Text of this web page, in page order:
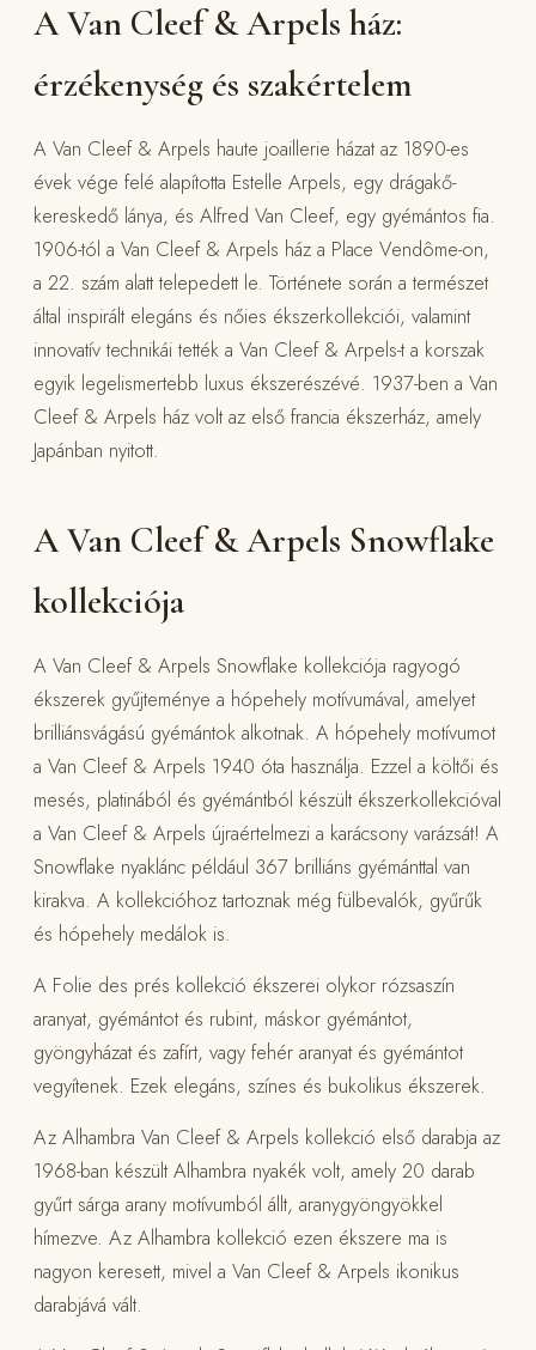
A Van Cleef & Arpels ház:
érzékenység és szakértelem
A Van Cleef & Arpels haute joaillerie házat az 1890-es
évek vége felé alapította Estelle Arpels, egy drágakő-
kereskedő lánya, és Alfred Van Cleef, egy gyémántos fia.
1906-tól a Van Cleef & Arpels ház a Place Vendôme-on,
a 22. szám alatt telepedett le. Története során a természet
által inspirált elegáns és nőies ékszerkollekciói, valamint
innovatív technikái tették a Van Cleef & Arpels-t a korszak
egyik legelismertebb luxus ékszerészévé. 1937-ben a Van
Cleef & Arpels ház volt az első francia ékszerház, amely
Japánban nyitott.
A Van Cleef & Arpels Snowflake
kollekciója
A Van Cleef & Arpels Snowflake kollekciója ragyogó
ékszerek gyűjteménye a hópehely motívumával, amelyet
brilliánsvágású gyémántok alkotnak. A hópehely motívumot
a Van Cleef & Arpels 1940 óta használja. Ezzel a költői és
mesés, platinából és gyémántból készült ékszerkollekcióval
a Van Cleef & Arpels újraértelmezi a karácsony varázsát! A
Snowflake nyaklánc például 367 brilliáns gyémánttal van
kirakva. A kollekcióhoz tartoznak még fülbevalók, gyűrűk
és hópehely medálok is.
A Folie des prés kollekció ékszerei olykor rózsaszín
aranyat, gyémántot és rubint, máskor gyémántot,
gyöngyházat és zafírt, vagy fehér aranyat és gyémántot
vegyítenek. Ezek elegáns, színes és bukolikus ékszerek.
Az Alhambra Van Cleef & Arpels kollekció első darabja az
1968-ban készült Alhambra nyakék volt, amely 20 darab
gyűrt sárga arany motívumból állt, aranygyöngyökkel
hímezve. Az Alhambra kollekció ezen ékszere ma is
nagyon keresett, mivel a Van Cleef & Arpels ikonikus
darabjává vált.